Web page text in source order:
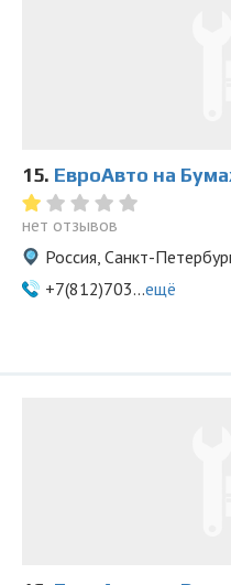
15. ЕвроАвто на
нет отзывов
Россия, Санкт-
+7(812)703...ещё